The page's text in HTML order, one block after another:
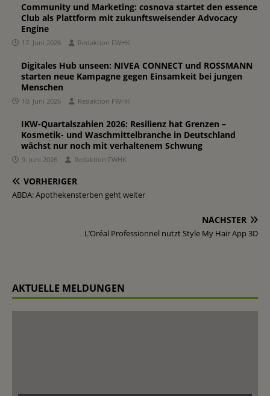
Community und Marketing: cosnova startet den essence
Club als Plattform mit zukunftsweisender Advocacy
Engine
17. Juni 2026 Redaktion FWHK
Digitales Hub unseen: NIVEA CONNECT und ROSSMANN
starten neue Kampagne gegen Einsamkeit bei jungen
Menschen
10. Juni 2026 Redaktion FWHK
IKW-Quartalszahlen 2026: Resilienz hat Grenzen –
Kosmetik- und Waschmittelbranche in Deutschland
wächst nur noch mit verhaltenem Schwung
9. Juni 2026 Redaktion FWHK
VORHERIGER
ABDA: Apothekensterben geht weiter
NÄCHSTER
L’Oréal Professionnel nutzt Style My Hair App 3D
AKTUELLE MELDUNGEN